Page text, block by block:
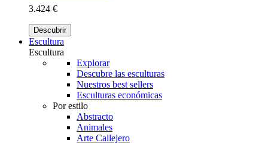
3.424 €
Descubrir
Escultura
Escultura
Explorar
Descubre las esculturas
Nuestros best sellers
Esculturas económicas
Por estilo
Abstracto
Animales
Arte Callejero